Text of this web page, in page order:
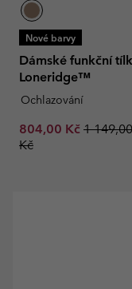
Nové barvy
Dámské funkční
Loneridge™
Ochlazování
Sale price:
804,00 Kč Regular
1 149,00
Kč